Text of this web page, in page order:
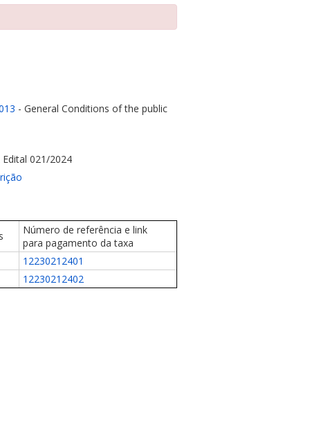
- General Conditions of the public
021/2024
Número de referência e link
para pagamento da taxa
12230212401
12230212402